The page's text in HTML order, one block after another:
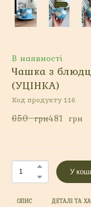
В наявності
Чашка з
(УЦІНКА)
Код продукту 116
650  грн481  грн
У
ОПИС ДЕТАЛІ ТА